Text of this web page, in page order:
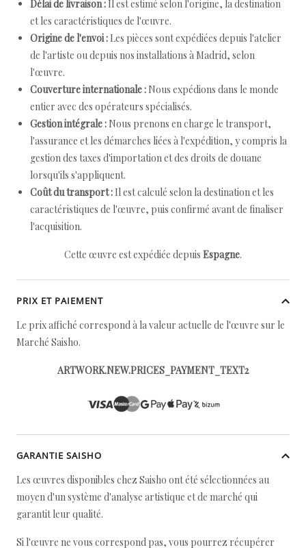
Délai de livraison : Il est estimé selon l'origine, la destination
et les caractéristiques de l'œuvre.
Origine de l'envoi : Les pièces sont expédiées depuis l'atelier
de l'artiste ou depuis nos installations à Madrid, selon
l'œuvre.
Couverture internationale : Nous expédions dans le monde
entier avec des opérateurs spécialisés.
Gestion intégrale : Nous prenons en charge le transport,
l'assurance et les démarches liées à l'expédition, y compris la
gestion des taxes d'importation et des droits de douane
lorsqu'ils s'appliquent.
Coût du transport : Il est calculé selon la destination et les
caractéristiques de l'œuvre, puis confirmé avant de finaliser
l'acquisition.
Cette œuvre est expédiée depuis Espagne.
PRIX ET PAIEMENT
Le prix affiché correspond à la valeur actuelle de l'œuvre sur le
Marché Saisho.
ARTWORK.NEW.PRICES_PAYMENT_TEXT2
GARANTIE SAISHO
Les œuvres disponibles chez Saisho ont été sélectionnées au
moyen d'un système d'analyse artistique et de marché qui
garantit leur qualité.
Si l'œuvre ne vous correspond pas, vous pourrez récupérer